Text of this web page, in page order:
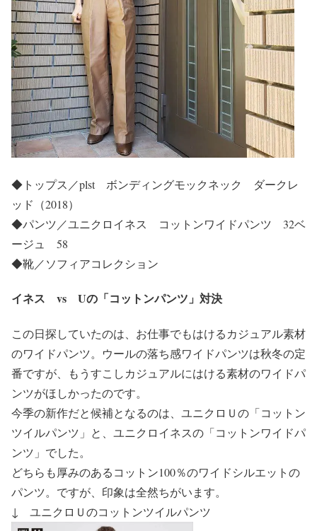
◆トップス／plst ボンディングモックネック ダークレ
ッド（2018）
◆パンツ／ユニクロイネス コットンワイドパンツ 32ベ
ージュ 58
◆靴／ソフィアコレクション
イネス vs Uの「コットンパンツ」対決
この日探していたのは、お仕事でもはけるカジュアル素材
のワイドパンツ。ウールの落ち感ワイドパンツは秋冬の定
番ですが、もうすこしカジュアルにはける素材のワイドパ
ンツがほしかったのです。
今季の新作だと候補となるのは、ユニクロＵの「コットン
ツイルパンツ」と、ユニクロイネスの「コットンワイドパ
ンツ」でした。
どちらも厚みのあるコットン100％のワイドシルエットの
パンツ。ですが、印象は全然ちがいます。
↓ ユニクロＵのコットンツイルパンツ